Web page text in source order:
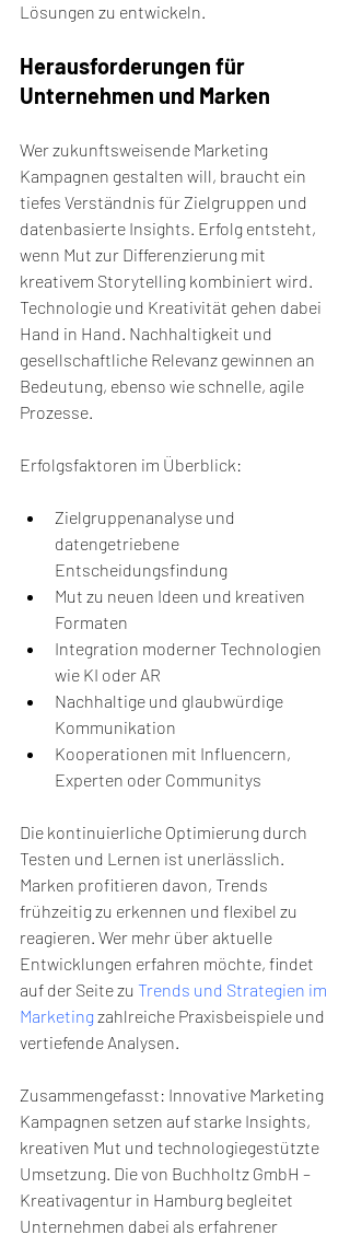
Lösungen zu entwickeln.
Herausforderungen für
Unternehmen und Marken
Wer zukunftsweisende Marketing
Kampagnen gestalten will, braucht ein
tiefes Verständnis für Zielgruppen und
datenbasierte Insights. Erfolg entsteht,
wenn Mut zur Differenzierung mit
kreativem Storytelling kombiniert wird.
Technologie und Kreativität gehen dabei
Hand in Hand. Nachhaltigkeit und
gesellschaftliche Relevanz gewinnen an
Bedeutung, ebenso wie schnelle, agile
Prozesse.
Erfolgsfaktoren im Überblick:
Zielgruppenanalyse und
datengetriebene
Entscheidungsfindung
Mut zu neuen Ideen und kreativen
Formaten
Integration moderner Technologien
wie KI oder AR
Nachhaltige und glaubwürdige
Kommunikation
Kooperationen mit Influencern,
Experten oder Communitys
Die kontinuierliche Optimierung durch
Testen und Lernen ist unerlässlich.
Marken profitieren davon, Trends
frühzeitig zu erkennen und flexibel zu
reagieren. Wer mehr über aktuelle
Entwicklungen erfahren möchte, findet
auf der Seite zu Trends und Strategien im
Marketing zahlreiche Praxisbeispiele und
vertiefende Analysen.
Zusammengefasst: Innovative Marketing
Kampagnen setzen auf starke Insights,
kreativen Mut und technologiegestützte
Umsetzung. Die von Buchholtz GmbH –
Kreativagentur in Hamburg begleitet
Unternehmen dabei als erfahrener